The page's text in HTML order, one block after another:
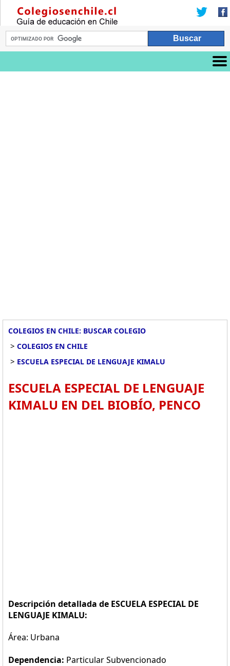
COLEGIOS EN CHILE: BUSCAR COLEGIO
> COLEGIOS EN CHILE
> ESCUELA ESPECIAL DE LENGUAJE KIMALU
ESCUELA ESPECIAL DE LENGUAJE
KIMALU EN DEL BIOBÍO, PENCO
Descripción detallada de ESCUELA ESPECIAL DE
LENGUAJE KIMALU:
Área: Urbana
Dependencia: Particular Subvencionado